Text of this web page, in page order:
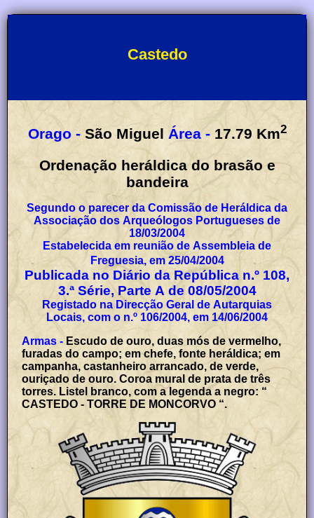
Castedo
Orago - São Miguel Área - 17.79 Km2
Ordenação heráldica do brasão e
bandeira
Segundo o parecer da Comissão de Heráldica da
Associação dos Arqueólogos Portugueses de
18/03/2004
Estabelecida em reunião de Assembleia de
Freguesia, em 25/04/2004
Publicada no Diário da República n.º 108,
3.ª Série, Parte A de 08/05/2004
Registado na Direcção Geral de Autarquias
Locais, com o n.º 106/2004, em 14/06/2004
Armas - Escudo de ouro, duas mós de vermelho,
furadas do campo; em chefe, fonte heráldica; em
campanha, castanheiro arrancado, de verde,
ouriçado de ouro. Coroa mural de prata de três
torres. Listel branco, com a legenda a negro: “
CASTEDO - TORRE DE MONCORVO “.